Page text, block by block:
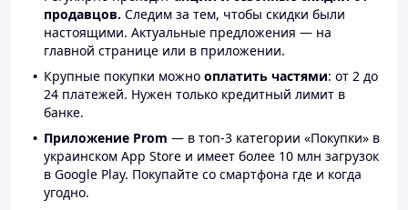
продавцов. Следим за тем, чтобы скидки были
настоящими. Актуальные предложения — на
главной странице или в приложении.
Крупные покупки можно оплатить частями: от 2 до
24 платежей. Нужен только кредитный лимит в
банке.
Приложение Prom — в топ-3 категории «Покупки» в
украинском App Store и имеет более 10 млн загрузок
в Google Play. Покупайте со смартфона где и когда
угодно.